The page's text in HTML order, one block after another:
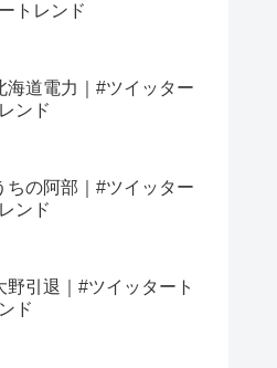
トレンド
海道電力｜#ツイッター
ンド
ちの阿部｜#ツイッター
ンド
野引退｜#ツイッタート
ド